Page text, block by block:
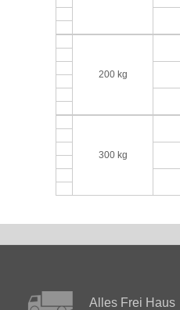
200 kg
300 kg
Alles Frei Haus